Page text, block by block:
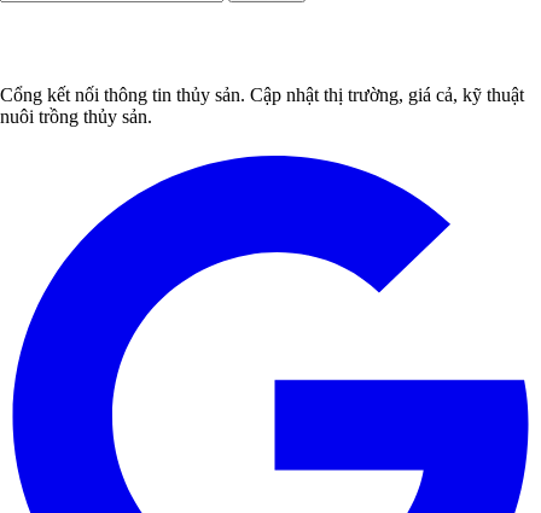
Cổng kết nối thông tin thủy sản. Cập nhật thị trường, giá cả, kỹ thuật
nuôi trồng thủy sản.